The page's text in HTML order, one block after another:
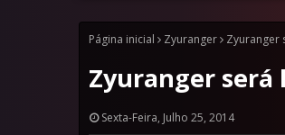
Página inicial Zyuranger Zyuranger
Zyuranger será
Sexta-Feira, Julho 25, 2014